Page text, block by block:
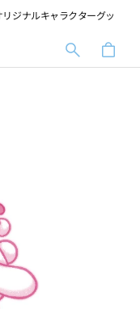
ジナルキャラクターグッ
ー
ト